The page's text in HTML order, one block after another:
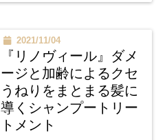
2021/11/04
『リノヴィール』ダメ
ージと加齢によるクセ
うねりをまとまる髪に
導くシャンプートリー
トメント